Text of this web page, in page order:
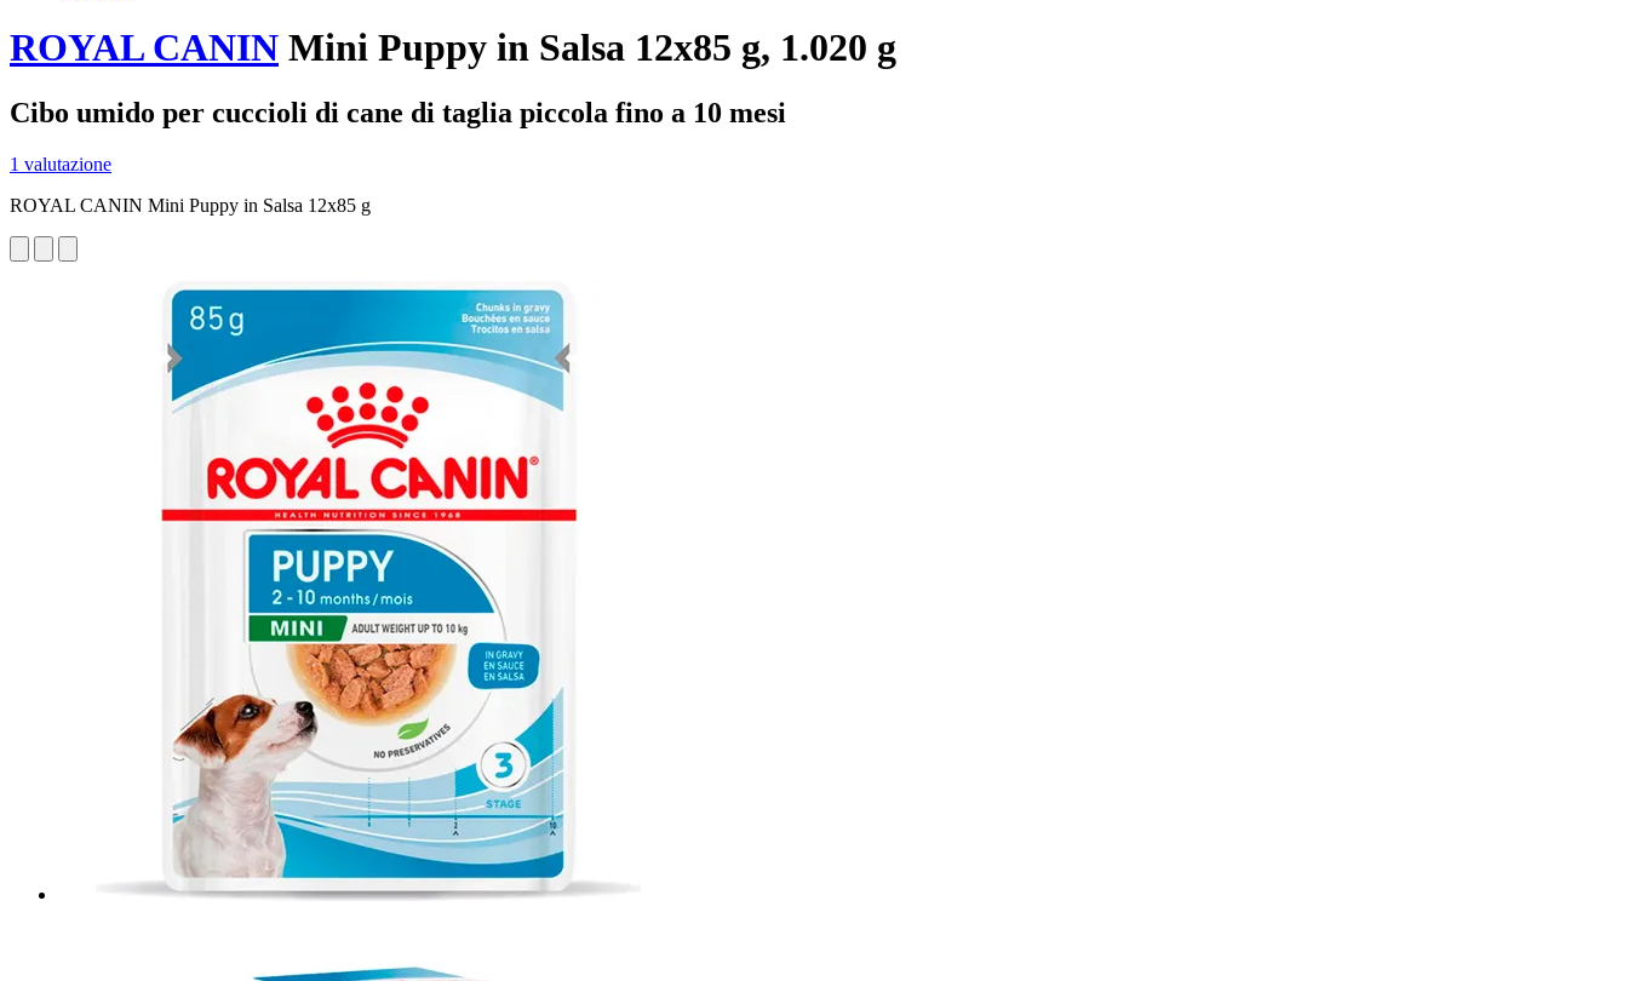
ROYAL CANIN Mini Puppy in Salsa 12x85 g, 1.020 g
Cibo umido per cuccioli di cane di taglia piccola fino a 10 mesi
1 valutazione
ROYAL CANIN Mini Puppy in Salsa 12x85 g